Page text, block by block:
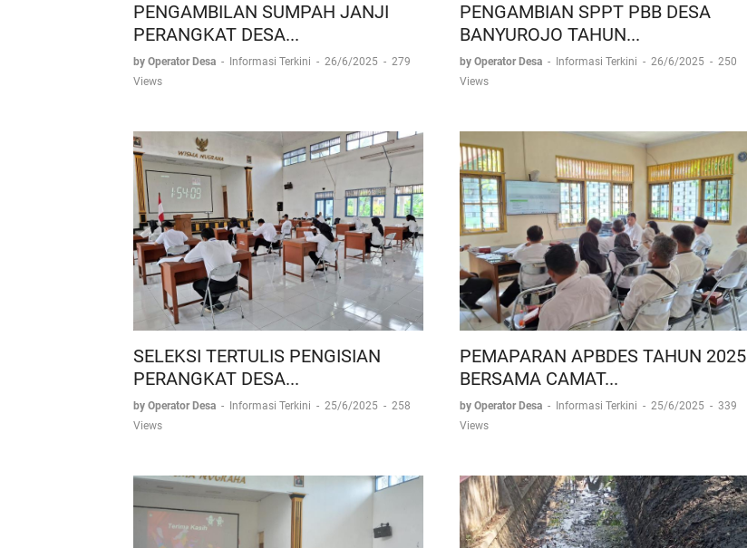
PENGAMBILAN SUMPAH JANJI
PERANGKAT DESA...
by Operator Desa - Informasi Terkini - 26/6/2025 - 279
Views
PENGAMBIAN SPPT PBB DESA
BANYUROJO TAHUN...
by Operator Desa - Informasi Terkini - 26/6/2025 - 250
Views
SELEKSI TERTULIS PENGISIAN
PERANGKAT DESA...
by Operator Desa - Informasi Terkini - 25/6/2025 - 258
Views
PEMAPARAN APBDES TAHUN 2025
BERSAMA CAMAT...
by Operator Desa - Informasi Terkini - 25/6/2025 - 339
Views